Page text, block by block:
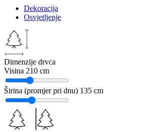
Dekoracija
Osvjetljenje
Dimenzije drvca
Visina 210 cm
Širina (promjer pri dnu) 135 cm